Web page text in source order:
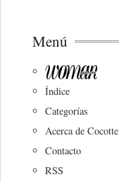
Menú
Índice
Categorías
Acerca de Cocotte
Contacto
RSS